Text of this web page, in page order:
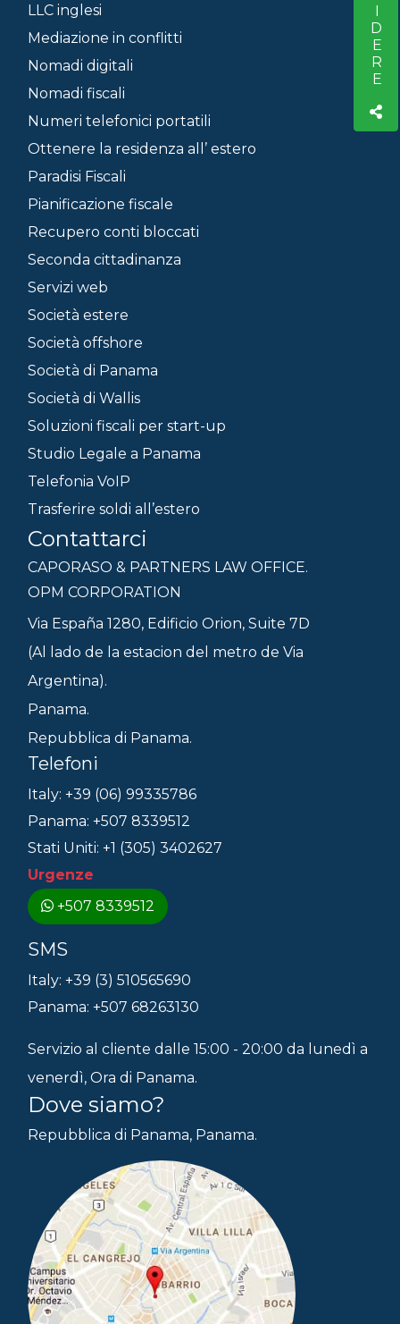
LLC inglesi
Mediazione in conflitti
Nomadi digitali
Nomadi fiscali
Numeri telefonici portatili
Ottenere la residenza all’ estero
Paradisi Fiscali
Pianificazione fiscale
Recupero conti bloccati
Seconda cittadinanza
Servizi web
Società estere
Società offshore
Società di Panama
Società di Wallis
Soluzioni fiscali per start-up
Studio Legale a Panama
Telefonia VoIP
Trasferire soldi all’estero
Contattarci
CAPORASO & PARTNERS LAW OFFICE.
OPM CORPORATION
Via España 1280, Edificio Orion, Suite 7D
(Al lado de la estacion del metro de Via
Argentina).
Panama.
Repubblica di Panama.
Telefoni
Italy: +39 (06) 99335786
Panama: +507 8339512
Stati Uniti: +1 (305) 3402627
Urgenze
+507 8339512
SMS
Italy: +39 (3) 510565690
Panama: +507 68263130
Servizio al cliente dalle 15:00 - 20:00 da lunedì a
venerdì, Ora di Panama.
Dove siamo?
Repubblica di Panama, Panama.